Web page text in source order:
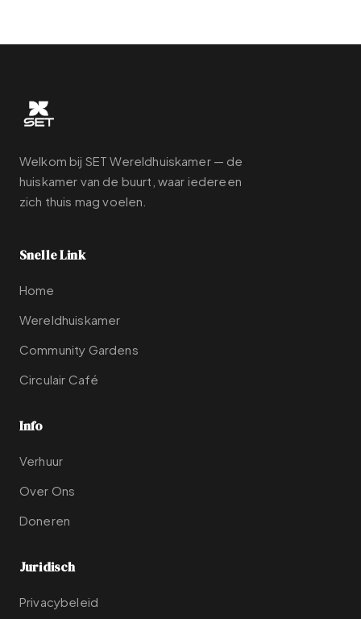
Welkom bij SET Wereldhuiskamer — de
huiskamer van de buurt, waar iedereen
zich thuis mag voelen.
Snelle Link
Home
Wereldhuiskamer
Community Gardens
Circulair Café
Info
Verhuur
Over Ons
Doneren
Juridisch
Privacybeleid